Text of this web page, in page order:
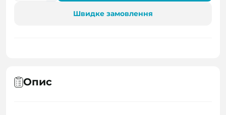
Швидке замовлення
Опис